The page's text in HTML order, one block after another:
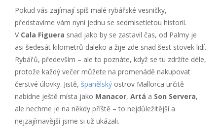
Pokud vás zajímají spíš malé rybářské vesničky,
představíme vám nyní jednu se sedmisetletou historií.
V Cala Figuera snad jako by se zastavil čas, od Palmy je
asi šedesát kilometrů daleko a žije zde snad šest stovek lidí.
Rybářů, především – ale to poznáte, když se tu zdržíte déle,
protože každý večer můžete na promenádě nakupovat
čerstvé úlovky. Jistě, španělský ostrov Mallorca určitě
nabídne ještě místa jako Manacor, Artá a Son Servera,
ale nechme je na někdy příště – to nejdůležitější a
nejzajímavější jsme si už ukázali.